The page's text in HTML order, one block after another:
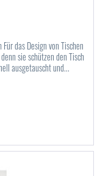
das Design von Tischen
sie schützen den Tisch
ausgetauscht und...